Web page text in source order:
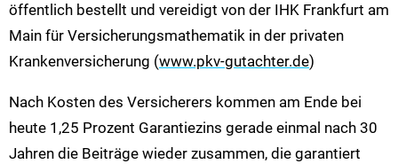
öffentlich bestellt und vereidigt von der IHK Frankfurt am
Main für Versicherungsmathematik in der privaten
Krankenversicherung (www.pkv-gutachter.de)
Nach Kosten des Versicherers kommen am Ende bei
heute 1,25 Prozent Garantiezins gerade einmal nach 30
Jahren die Beiträge wieder zusammen, die garantiert